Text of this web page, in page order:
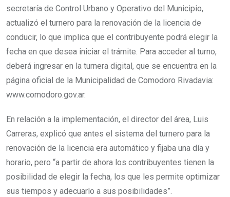
secretaría de Control Urbano y Operativo del Municipio,
actualizó el turnero para la renovación de la licencia de
conducir, lo que implica que el contribuyente podrá elegir la
fecha en que desea iniciar el trámite. Para acceder al turno,
deberá ingresar en la turnera digital, que se encuentra en la
página oficial de la Municipalidad de Comodoro Rivadavia:
www.comodoro.gov.ar.
En relación a la implementación, el director del área, Luis
Carreras, explicó que antes el sistema del turnero para la
renovación de la licencia era automático y fijaba una día y
horario, pero “a partir de ahora los contribuyentes tienen la
posibilidad de elegir la fecha, los que les permite optimizar
sus tiempos y adecuarlo a sus posibilidades”.